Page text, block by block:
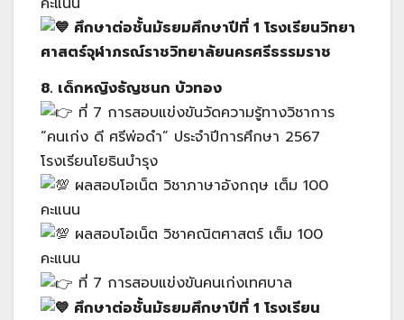
ศึกษาต่อชั้นมัธยมศึกษาปีที่ 1 โรงเรียนวิทยา
ศาสตร์จุฬาภรณ์ราชวิทยาลัยนครศรีธรรมราช
8. เด็กหญิงธัญชนก บัวทอง
ที่ 7 การสอบแข่งขันวัดความรู้ทางวิชาการ
“คนเก่ง ดี ศรีพ่อดำ” ประจำปีการศึกษา 2567
โรงเรียนโยธินบำรุง
ผลสอบโอเน็ต วิชาภาษาอังกฤษ เต็ม 100
คะแนน
ผลสอบโอเน็ต วิชาคณิตศาสตร์ เต็ม 100
คะแนน
ที่ 7 การสอบแข่งขันคนเก่งเทศบาล
ศึกษาต่อชั้นมัธยมศึกษาปีที่ 1 โรงเรียน